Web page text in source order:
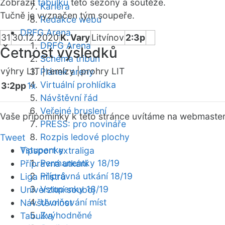
Kariéra
Redakce webu
DRFG Arena
DRFG Arena
Schéma tribun
Plánek areny
Virtuální prohlídka
Návštěvní řád
Veřejné bruslení
PRESS: pro novináře
Rozpis ledové plochy
Vstupenky
Permanentky 18/19
Přípravná utkání 18/19
Vstupenky 18/19
Uvolňování míst
Zvýhodněné
Zobrazit tabulku této sezóny a soutěže.
Tučně je vyznačen tým soupeře.
31 30.12.2020K. VaryLitvínov 2:3p
Četnost výsledků
výhry LIT |remízy |prohry LIT
3:2pp1x
Vaše připomínky k této stránce uvítáme na webmaster
Tweet
Tipsport extraliga
Přípravná utkání
Liga mistrů
Univerzitní souboj
Návštěvnost
Tabulka